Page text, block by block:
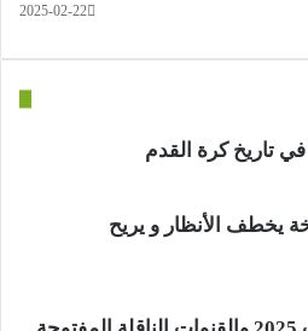
2025-02-22
يخطف الأنظار و يريح